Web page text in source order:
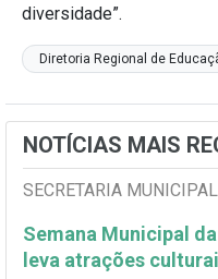
diversidade”.
Diretoria Regional de
NOTÍCIAS MAIS
SECRETARIA
Semana Municipal
leva atrações